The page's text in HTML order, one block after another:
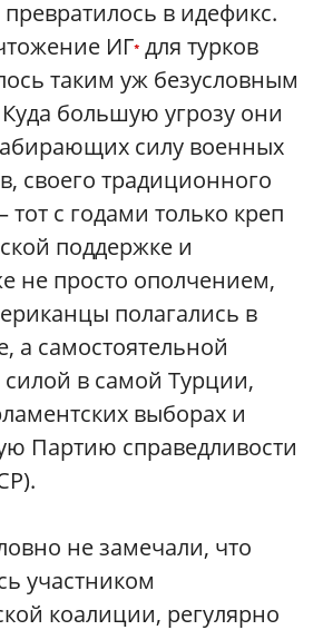
в идефикс.
ИГ* для турков
таким уж безусловным
большую угрозу они
силу военных
своего традиционного
с годами только креп
поддержке и
не просто ополчением,
полагались в
а самостоятельной
в самой Турции,
выборах и
Партию справедливости
не замечали, что
участником
коалиции, регулярно